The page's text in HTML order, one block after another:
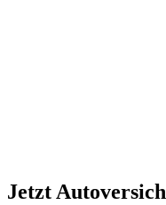
Jetzt